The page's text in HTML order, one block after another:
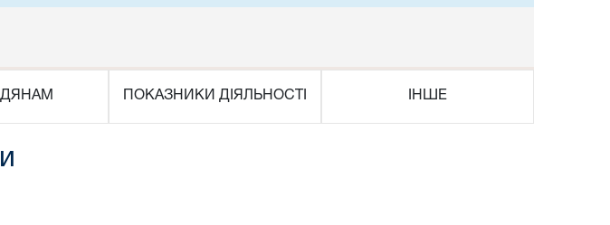
ПОКАЗНИКИ ДІЯЛЬНОСТІ ІНШЕ